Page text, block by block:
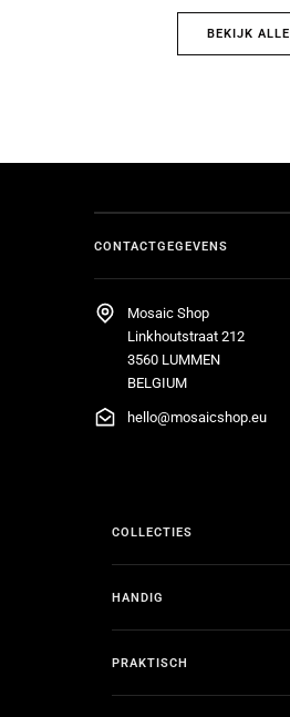
BEKIJK ALLE
CONTACTGEGEVENS
Mosaic Shop
Linkhoutstraat 212
3560 LUMMEN
BELGIUM
hello@mosaicshop.eu
COLLECTIES
HANDIG
PRAKTISCH